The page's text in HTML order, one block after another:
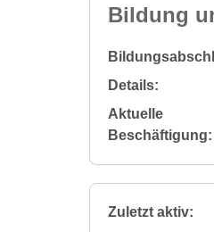
Bildung
Details:
Aktuelle
Beschäftigung:
Zuletzt aktiv: